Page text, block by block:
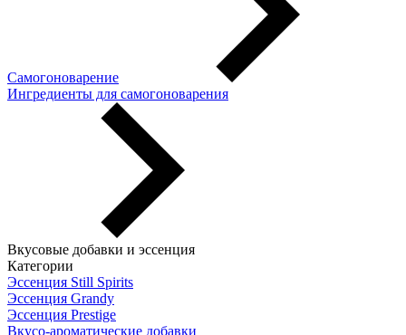
Самогоноварение
Ингредиенты для самогоноварения
Вкусовые добавки и эссенция
Категории
Эссенция Still Spirits
Эссенция Grandy
Эссенция Prestige
Вкусо-ароматические добавки